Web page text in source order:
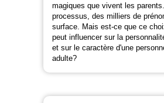
magiques que vivent les
processus, des milliers de
surface. Mais est-ce que ce
peut influencer sur la
et sur le caractère d'une
adulte?